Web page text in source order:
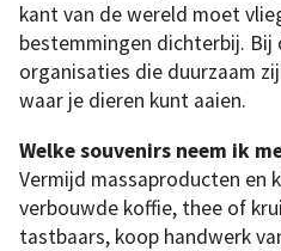
kant van de wereld moet
bestemmingen dichterbij. Bij
organisaties die duurzaam
waar je dieren kunt aaien.
Welke souvenirs neem ik
Vermijd massaproducten en
verbouwde koffie, thee of
tastbaars, koop handwerk